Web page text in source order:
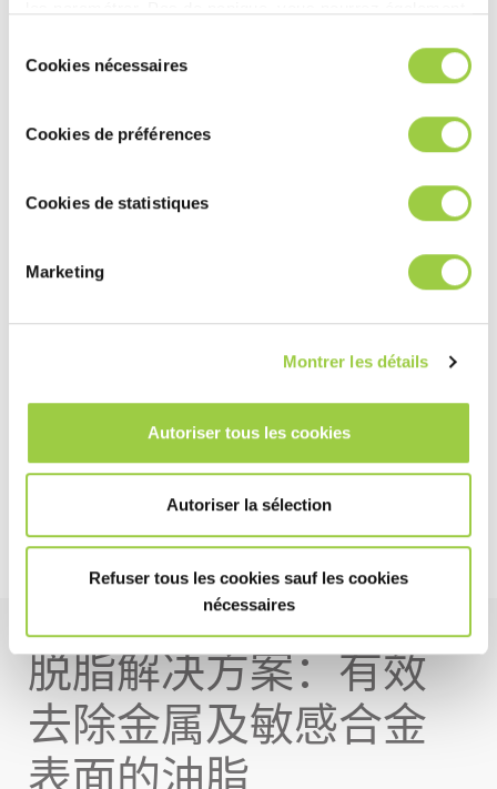
cookies.​ ​ ​
duCookies nécessaires
Cookies de préférences
Cookies de statistiques
Marketing
Montrer les détails
Autoriser tous les cookies
Autoriser la sélection
Refuser tous les cookies sauf les cookies
nécessaires
优势？
除油过程是否可以集成到
性？
查看更多电子与半导体清洗方案
脱脂解决方案：有效
去除金属及敏感合金
表面的油脂